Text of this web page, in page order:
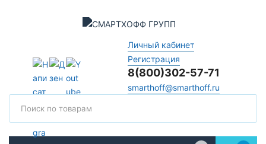
Личный кабинет
Регистрация
8(800)302-57-71
smarthoff@smarthoff.ru